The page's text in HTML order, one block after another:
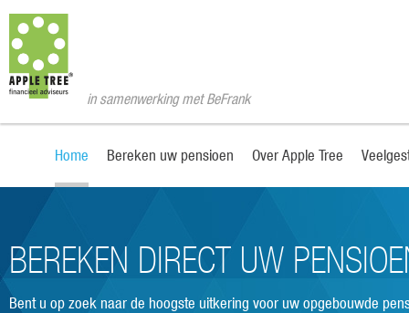
in samenwerking met BeFrank
Home Bereken uw pensioen Over Apple Tree
BEREKEN DIRECT UW
Bent u op zoek naar de hoogste uitkering voor uw opgebouwde